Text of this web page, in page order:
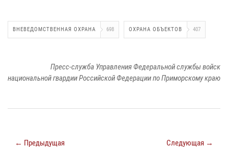
ВНЕВЕДОМСТВЕННАЯ ОХРАНА 698 ОХРАНА ОБЪЕКТОВ 407
Пресс-служба Управления Федеральной службы войск
национальной гвардии Российской Федерации по Приморскому краю
← Предыдущая Следующая →